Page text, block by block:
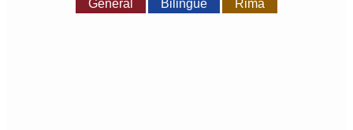
General
Bilingüe Rima